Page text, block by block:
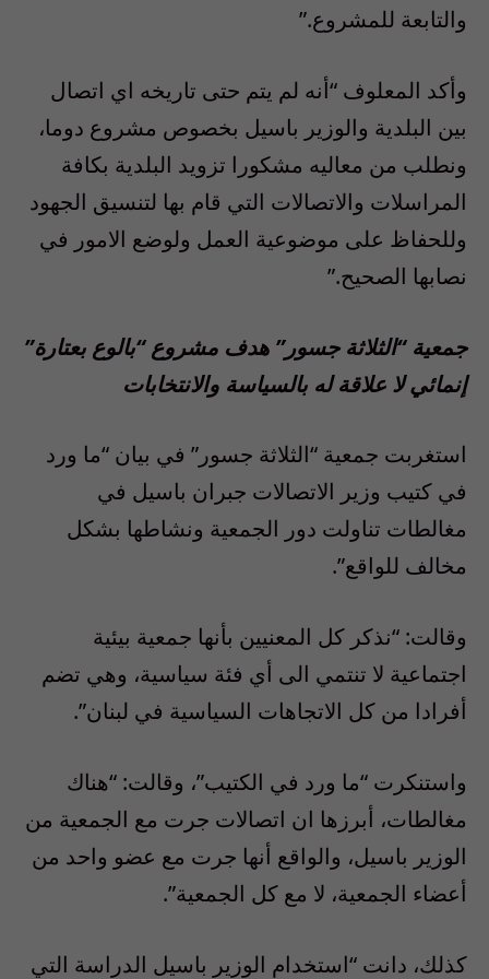
والتابعة للمشروع.”
وأكد المعلوف “أنه لم يتم حتى تاريخه اي اتصال
بين البلدية والوزير باسيل بخصوص مشروع دوما،
ونطلب من معاليه مشكورا تزويد البلدية بكافة
المراسلات والاتصالات التي قام بها لتنسيق الجهود
وللحفاظ على موضوعية العمل ولوضع الامور في
نصابها الصحيح.”
جمعية “الثلاثة جسور” هدف مشروع “بالوع بعتارة”
إنمائي لا علاقة له بالسياسة والانتخابات
استغربت جمعية “الثلاثة جسور” في بيان “ما ورد
في كتيب وزير الاتصالات جبران باسيل في
مغالطات تناولت دور الجمعية ونشاطها بشكل
مخالف للواقع”.
وقالت: “نذكر كل المعنيين بأنها جمعية بيئية
اجتماعية لا تنتمي الى أي فئة سياسية، وهي تضم
أفرادا من كل الاتجاهات السياسية في لبنان”.
واستنكرت “ما ورد في الكتيب”، وقالت: “هناك
مغالطات، أبرزها ان اتصالات جرت مع الجمعية من
الوزير باسيل، والواقع أنها جرت مع عضو واحد من
أعضاء الجمعية، لا مع كل الجمعية”.
كذلك، دانت “استخدام الوزير باسيل الدراسة التي